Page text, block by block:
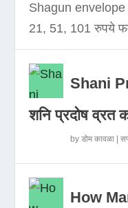
Shagun
21, 51, 101 रुपये
Shani
शनि प्रदोष व्रत
byडोम कावळा |
How